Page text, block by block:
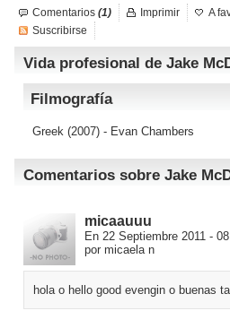
Comentarios (1) Imprimir
A
Suscribirse
Vida profesional de Jake
Filmografía
Greek (2007) - Evan Chambers
Comentarios sobre Jake
micaauuu
En 22 Septiembre 2011 -
por micaela n
hola o hello good evengin o buenas